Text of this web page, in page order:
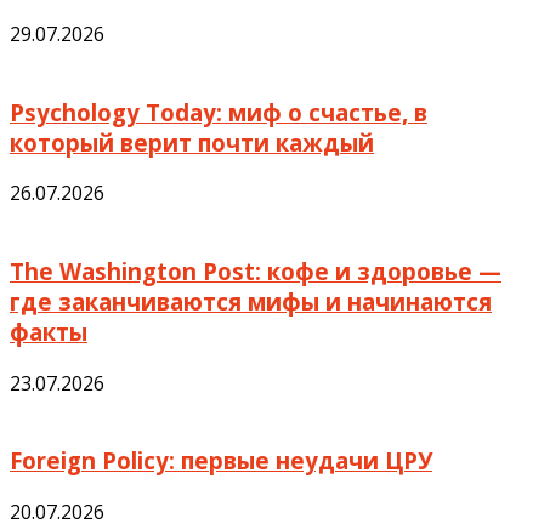
29.07.2026
Psychology Today: миф о счастье, в
который верит почти каждый
26.07.2026
The Washington Post: кофе и здоровье —
где заканчиваются мифы и начинаются
факты
23.07.2026
Foreign Policy: первые неудачи ЦРУ
20.07.2026